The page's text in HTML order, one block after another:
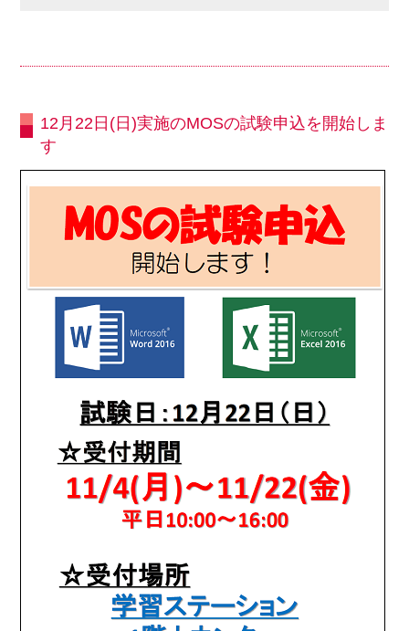
12月22日(日)実施のMOSの試験申込を開始しま
す